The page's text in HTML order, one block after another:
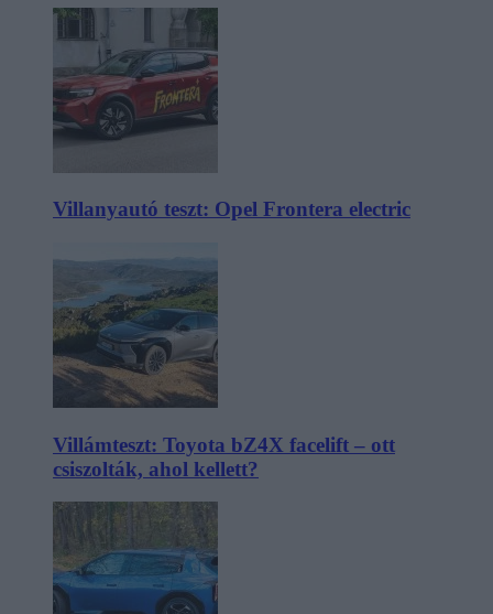
Villanyautó teszt: Opel Frontera electric
Villámteszt: Toyota bZ4X facelift – ott
csiszolták, ahol kellett?